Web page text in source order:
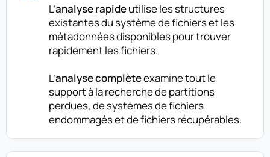
L’analyse rapideutilise les structures
existantes du système de fichiers et les
métadonnées disponibles pour trouver
rapidement les fichiers.
L’analyse complèteexamine tout le
support à la recherche de partitions
perdues, de systèmes de fichiers
endommagés et de fichiers récupérables.